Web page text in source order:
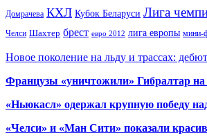
Домрачева КХЛ Кубок Беларуси Лига
Челси Шахтер брест евро 2012 лига европы мини-
Новое поколение на льду и трассах:
Французы «уничтожили» Гибралтар
«Ньюкасл» одержал крупную победу
«Челси» и «Ман Сити» показали